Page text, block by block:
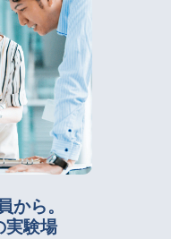
から。
実験場